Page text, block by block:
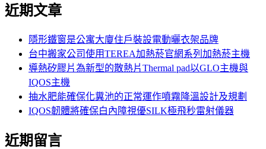
近期文章
隱形鐵窗是公寓大廈住戶裝設電動曬衣架品牌
台中搬家公司使用TEREA加熱菸官網系列加熱菸主機
導熱矽膠片為新型的散熱片Thermal pad以GLO主機與
IQOS主機
抽水肥能確保化糞池的正常運作噴霧降溫設計及規劃
IQOS韌體將確保白內障視優SILK極飛秒雷射儀器
近期留言